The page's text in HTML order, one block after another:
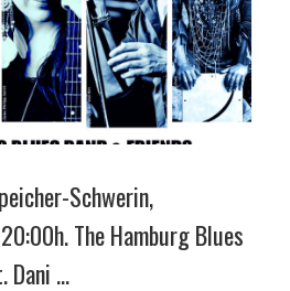
Schwerin,
The Hamburg Blues
Dani …